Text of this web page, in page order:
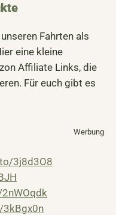
Fahrten als
eine kleine
Affiliate Links, die
Für euch gibt es
Werbung
3j8d3O8